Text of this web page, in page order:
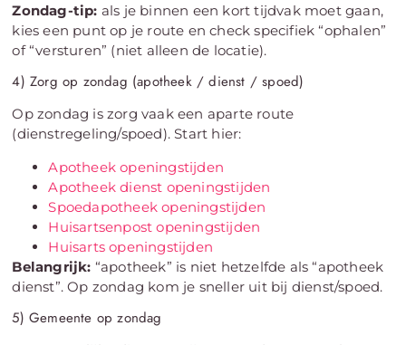
Zondag-tip: als je binnen een kort tijdvak moet gaan,
kies een punt op je route en check specifiek “ophalen”
of “versturen” (niet alleen de locatie).
4) Zorg op zondag (apotheek / dienst / spoed)
Op zondag is zorg vaak een aparte route
(dienstregeling/spoed). Start hier:
Apotheek openingstijden
Apotheek dienst openingstijden
Spoedapotheek openingstijden
Huisartsenpost openingstijden
Huisarts openingstijden
Belangrijk: “apotheek” is niet hetzelfde als “apotheek
dienst”. Op zondag kom je sneller uit bij dienst/spoed.
5) Gemeente op zondag